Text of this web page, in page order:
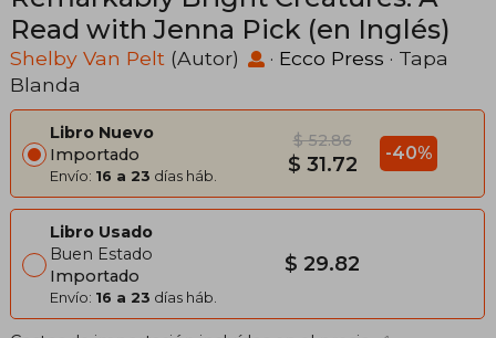
Read with Jenna Pick (en Inglés)
Shelby Van Pelt (Autor) · Ecco Press · Tapa
Blanda
Libro Nuevo
Importado
Envío: 16 a 23 días háb.
$ 52.86
$ 31.72 -40%
Libro Usado
Buen Estado
Importado
Envío: 16 a 23 días háb.
$ 29.82